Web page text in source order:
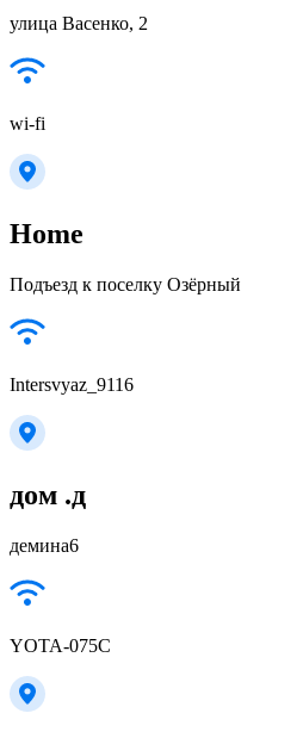
улица Васенко, 2
wi-fi
Home
Подъезд к поселку Озёрный
Intersvyaz_9116
дом .д
демина6
YOTA-075C